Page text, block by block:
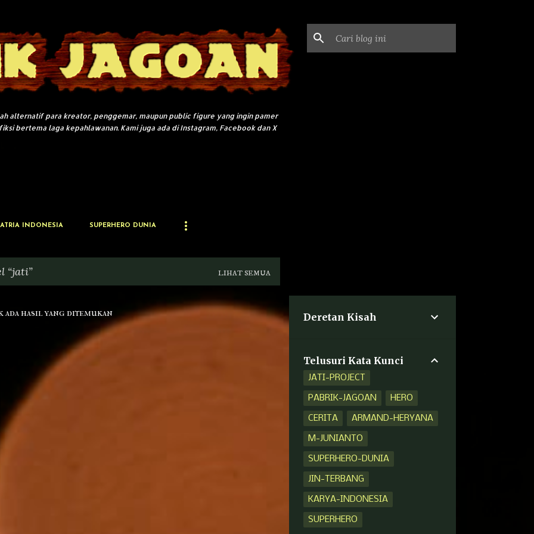
alternatif para kreator, penggemar, maupun public figure yang ingin pamer
bertema laga kepahlawanan. Kami juga ada di Instagram, Facebook dan X
INDONESIA SUPERHERO DUNIA
jati LIHAT SEMUA
ada hasil yang ditemukan Deretan Kisah
Telusuri Kata Kunci
JATI-PROJECT
PABRIK-JAGOAN HERO
CERITA ARMAND-HERYANA
M-JUNIANTO
SUPERHERO-DUNIA
JIN-TERBANG
KARYA-INDONESIA
SUPERHERO